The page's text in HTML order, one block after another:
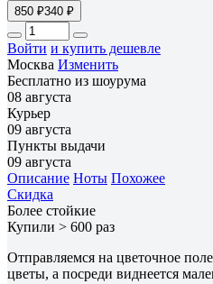
850 ₽340 ₽
Войти и купить дешевле
Москва Изменить
Бесплатно из шоурума
08 августа
Курьер
09 августа
Пункты выдачи
09 августа
Описание Ноты Похожее
Скидка
Более стойкие
Купили > 600 раз
Отправляемся на цветочное
цветы, а посреди виднеется